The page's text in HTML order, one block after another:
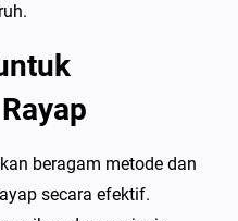
beragam metode dan
secara efektif.